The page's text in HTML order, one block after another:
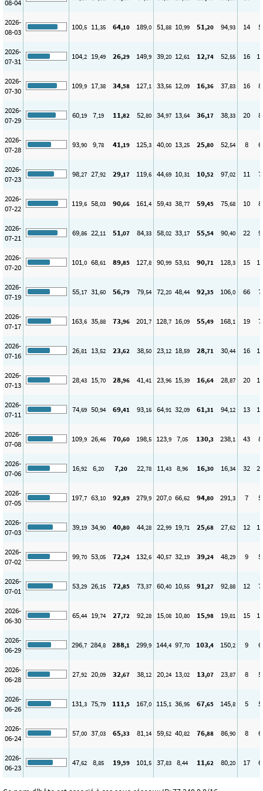
08-04
2026-
08-03
100,5 11,35 64,10 189,0 51,88 10,99 51,20 94,93 14 5
2026-
07-31
104,2 19,49 26,29 149,9 39,20 12,61 12,74 52,55 16 14
2026-
07-30
109,9 17,38 34,58 127,1 33,56 12,09 16,36 37,83 16 8
2026-
07-29
60,19 7,19 11,82 52,80 34,97 13,64 36,17 38,33 20 8
2026-
07-28
93,90 9,78 41,19 125,3 40,00 13,25 25,80 52,54 8 6
2026-
07-23
98,27 27,92 29,17 119,6 44,69 10,31 10,52 97,02 11 7
2026-
07-22
119,6 58,03 90,66 161,4 59,43 38,77 59,45 75,68 10 8
2026-
07-21
69,86 22,11 51,07 84,33 58,02 33,17 55,54 90,40 22 9
2026-
07-20
101,0 68,61 89,85 127,8 90,99 53,51 90,71 128,3 15 12
2026-
07-19
55,17 31,60 56,79 79,54 72,20 48,44 92,35 106,0 66 7
2026-
07-17
163,6 35,88 73,96 201,7 128,7 16,09 55,49 168,1 19 7
2026-
07-16
26,81 13,52 23,62 38,50 23,12 18,59 28,71 30,44 16 12
2026-
07-13
28,43 15,70 28,96 41,41 23,96 15,39 16,64 28,87 20 15
2026-
07-11
74,69 50,94 69,41 93,16 64,91 32,09 61,31 94,12 13 10
2026-
07-08
109,9 26,46 70,60 198,5 123,9 7,05 130,3 238,1 43 8
2026-
07-06
16,92 6,20 7,20 22,78 11,43 8,96 16,30 16,34 32 23
2026-
07-05
197,7 63,10 92,89 279,9 207,0 66,62 94,80 291,3 7 5
2026-
07-03
39,19 34,90 40,80 44,28 22,99 19,71 25,68 27,62 12 11
2026-
07-02
99,70 53,05 72,24 132,6 40,57 32,19 39,24 48,29 9 5
2026-
07-01
53,29 26,15 72,85 73,37 60,40 10,55 91,27 92,88 12 7
2026-
06-30
65,44 19,74 27,72 92,28 15,08 10,80 15,98 19,81 15 12
2026-
06-29
296,7 284,8 288,1 299,9 144,4 97,70 103,4 150,2 9 6
2026-
06-28
27,92 20,09 32,67 38,12 20,24 13,02 13,07 23,87 8 5
2026-
06-26
131,3 75,79 111,5 167,0 115,1 36,95 67,65 145,8 5 5
2026-
06-24
57,00 37,03 65,33 81,14 59,52 40,82 76,88 86,90 8 6
2026-
06-23
47,62 8,85 19,59 101,5 37,83 8,44 11,62 80,20 17 6